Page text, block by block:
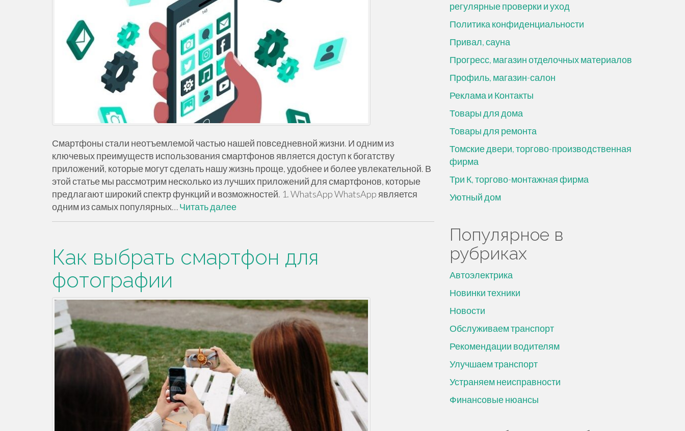
Смартфоны стали неотъемлемой частью нашей повседневной жизни. И одним из
ключевых преимуществ использования смартфонов является доступ к богатству
приложений, которые могут сделать нашу жизнь проще, удобнее и более увлекательной. В
этой статье мы рассмотрим несколько из лучших приложений для смартфонов, которые
предлагают широкий спектр функций и возможностей. 1. WhatsApp WhatsApp является
одним из самых популярных…Читать далее
Как выбрать смартфон для
фотографии
регулярные проверки и уход
Политика конфиденциальности
Привал, сауна
Прогресс, магазин отделочных материалов
Профиль, магазин-салон
Реклама и Контакты
Товары для дома
Товары для ремонта
Томские двери, торгово-производственная
фирма
Три К, торгово-монтажная фирма
Уютный дом
Популярное в
рубриках
Автоэлектрика
Новинки техники
Новости
Обслуживаем транспорт
Рекомендации водителям
Улучшаем транспорт
Устраняем неисправности
Финансовые нюансы